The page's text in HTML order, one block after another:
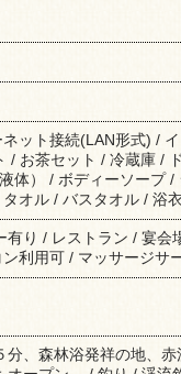
ット接続(LAN形式) /
/ お茶セット / 冷蔵庫 /
体） / ボディーソープ /
オル / バスタオル / 浴
有り / レストラン / 宴会
利用可 / マッサージサ
分、森林浴発祥の地、